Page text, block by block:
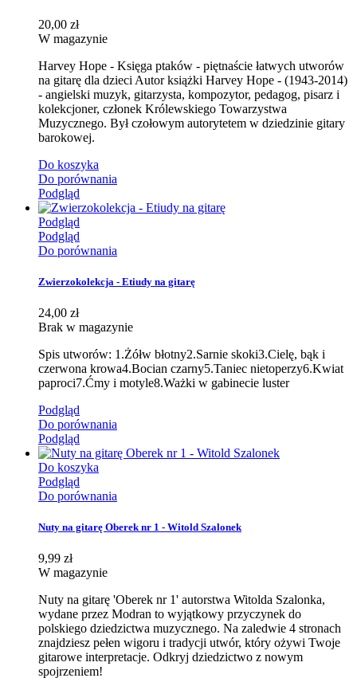
20,00 zł
W magazynie
Harvey Hope - Księga ptaków - piętnaście łatwych utworów
na gitarę dla dzieci Autor książki Harvey Hope - (1943-2014)
- angielski muzyk, gitarzysta, kompozytor, pedagog, pisarz i
kolekcjoner, członek Królewskiego Towarzystwa
Muzycznego. Był czołowym autorytetem w dziedzinie gitary
barokowej.
Do koszyka
Do porównania
Podgląd
Podgląd
Podgląd
Do porównania
Zwierzokolekcja - Etiudy na gitarę
24,00 zł
Brak w magazynie
Spis utworów: 1.Żółw błotny2.Sarnie skoki3.Cielę, bąk i
czerwona krowa4.Bocian czarny5.Taniec nietoperzy6.Kwiat
paproci7.Ćmy i motyle8.Ważki w gabinecie luster
Podgląd
Do porównania
Podgląd
Do koszyka
Podgląd
Do porównania
Nuty na gitarę Oberek nr 1 - Witold Szalonek
9,99 zł
W magazynie
Nuty na gitarę 'Oberek nr 1' autorstwa Witolda Szalonka,
wydane przez Modran to wyjątkowy przyczynek do
polskiego dziedzictwa muzycznego. Na zaledwie 4 stronach
znajdziesz pełen wigoru i tradycji utwór, który ożywi Twoje
gitarowe interpretacje. Odkryj dziedzictwo z nowym
spojrzeniem!